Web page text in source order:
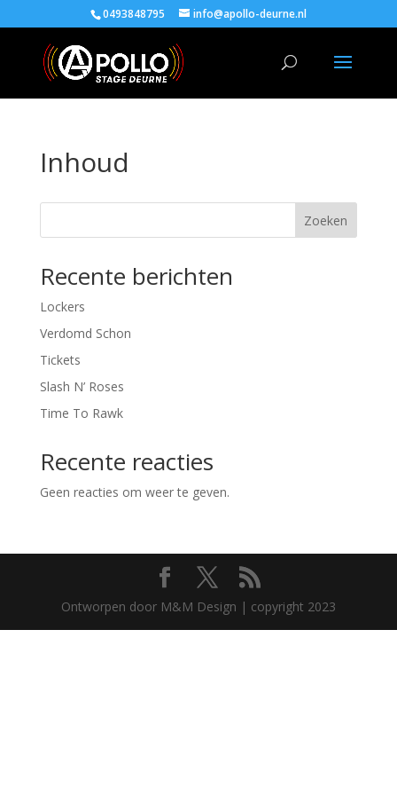
0493848795 info@apollo-deurne.nl
Inhoud
Zoeken
Recente berichten
Lockers
Verdomd Schon
Tickets
Slash N’ Roses
Time To Rawk
Recente reacties
Geen reacties om weer te geven.
Ontworpen door M&M Design | copyright 2023